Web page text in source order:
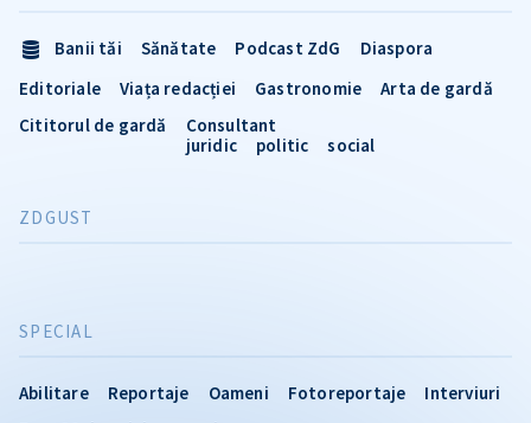
SPECIAL
Abilitare Reportaje Oameni Fotoreportaje
Interviuri
Banii tăi Sănătate Podcast ZdG
Diaspora
Editoriale
Viața redacției Gastronomie
Arta de gardă
Cititorul de gardă
Consultant
juridic
politic social
ZDGUST